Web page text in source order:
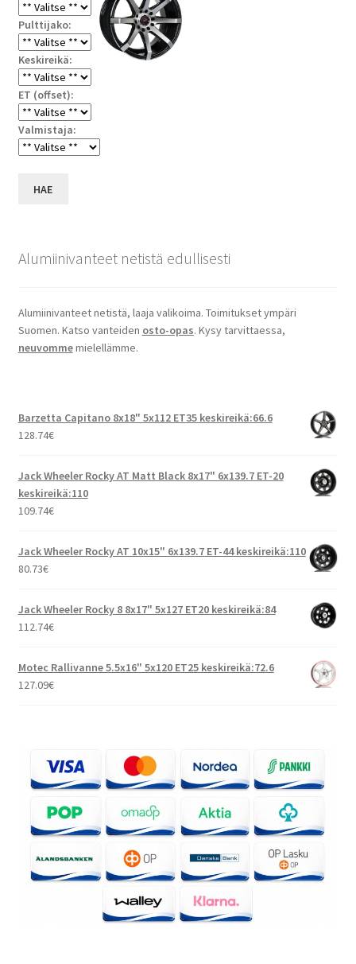
Pulttijako:
Keskireikä:
ET (offset):
Valmistaja:
HAE
Alumiinivanteet netistä edullisesti
Alumiinivanteet netistä, laaja valikoima. Toimitukset ympäri
Suomen. Katso vanteiden osto-opas. Kysy tarvittaessa,
neuvommemielellämme.
Barzetta Capitano 8x18" 5x112 ET35 keskireikä:66.6
128.74€
Jack Wheeler Rocky AT Matt Black 8x17" 6x139.7 ET-20
keskireikä:110
109.74€
Jack Wheeler Rocky AT 10x15" 6x139.7 ET-44 keskireikä:110
80.73€
Jack Wheeler Rocky 8 8x17" 5x127 ET20 keskireikä:84
112.74€
Motec Rallivanne 5.5x16" 5x120 ET25 keskireikä:72.6
127.09€